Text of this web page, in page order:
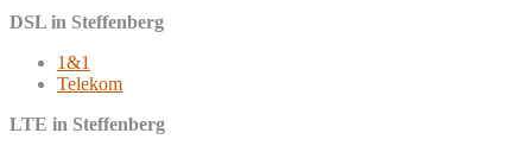
DSL in Steffenberg
1&1
Telekom
LTE in Steffenberg